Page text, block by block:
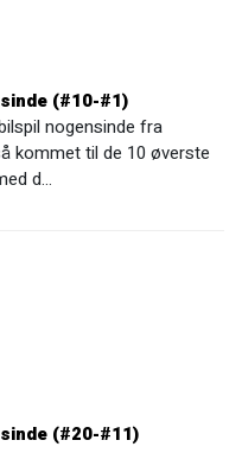
(#10-#1)
nogensinde fra
kommet til de 10 øverste
d…
(#20-#11)